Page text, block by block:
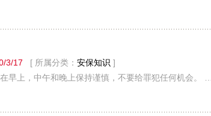
3/17 [ 所属分类： 安保知识 ]
上，中午和晚上保持谨慎，不要给罪犯任何机会。 …